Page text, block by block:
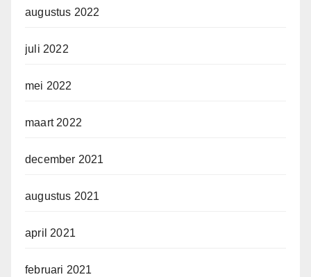
augustus 2022
juli 2022
mei 2022
maart 2022
december 2021
augustus 2021
april 2021
februari 2021